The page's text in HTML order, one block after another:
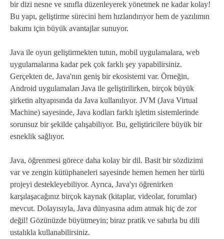
bir dizi nesne ve sınıfla düzenleyerek yönetmek ne kadar kolay!
Bu yapı, geliştirme sürecini hem hızlandırıyor hem de yazılımın
bakımı için büyük avantajlar sunuyor.
Java ile oyun geliştirmekten tutun, mobil uygulamalara, web
uygulamalarına kadar pek çok farklı şey yapabilirsiniz.
Gerçekten de, Java'nın geniş bir ekosistemi var. Örneğin,
Android uygulamaları Java ile geliştirilirken, birçok büyük
şirketin altyapısında da Java kullanılıyor. JVM (Java Virtual
Machine) sayesinde, Java kodları farklı işletim sistemlerinde
sorunsuz bir şekilde çalışabiliyor. Bu, geliştiricilere büyük bir
esneklik sağlıyor.
Java, öğrenmesi görece daha kolay bir dil. Basit bir sözdizimi
var ve zengin kütüphaneleri sayesinde hemen hemen her türlü
projeyi destekleyebiliyor. Ayrıca, Java'yı öğrenirken
karşılaşacağınız birçok kaynak (kitaplar, videolar, forumlar)
mevcut. Dolayısıyla, Java dünyasına adım atmak hiç de zor
değil! Gözünüzde büyütmeyin; biraz pratik ve sabırla bu dili
ustalıkla kullanabilirsiniz.